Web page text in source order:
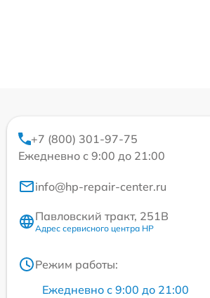
+7 (800) 301-97-75
Ежедневно с 9:00 до 21:00
info@hp-repair-center.ru
Павловский тракт, 251В
Адрес сервисного центра HP
Режим работы:
Ежедневно с 9:00 до 21:00